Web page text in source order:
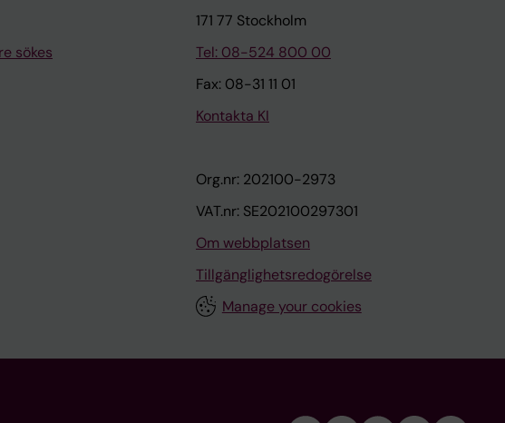
sökes
171 77 Stockholm
Tel: 08-524 800 00
Fax: 08-31 11 01
Kontakta KI
Org.nr: 202100-2973
VAT.nr: SE202100297301
Om webbplatsen
Tillgänglighetsredogörelse
Manage your cookies